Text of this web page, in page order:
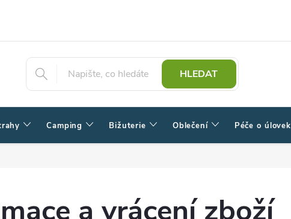
HLEDAT
Camping Bižuterie Oblečení Péče o úlovek
a vrácení zboží